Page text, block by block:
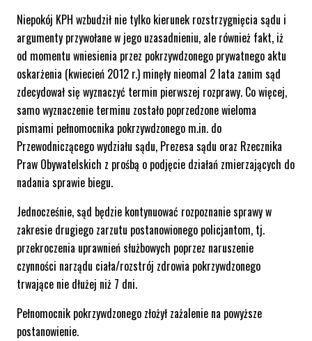
Niepokój KPH wzbudził nie tylko kierunek rozstrzygnięcia sądu i
argumenty przywołane w jego uzasadnieniu, ale również fakt, iż
od momentu wniesienia przez pokrzywdzonego prywatnego aktu
oskarżenia (kwiecień 2012 r.) minęły nieomal 2 lata zanim sąd
zdecydował się wyznaczyć termin pierwszej rozprawy. Co więcej,
samo wyznaczenie terminu zostało poprzedzone wieloma
pismami pełnomocnika pokrzywdzonego m.in. do
Przewodniczącego wydziału sądu, Prezesa sądu oraz Rzecznika
Praw Obywatelskich z prośbą o podjęcie działań zmierzających do
nadania sprawie biegu.
Jednocześnie, sąd będzie kontynuować rozpoznanie sprawy w
zakresie drugiego zarzutu postanowionego policjantom, tj.
przekroczenia uprawnień służbowych poprzez naruszenie
czynności narządu ciała/rozstrój zdrowia pokrzywdzonego
trwające nie dłużej niż 7 dni.
Pełnomocnik pokrzywdzonego złożył zażalenie na powyższe
postanowienie.